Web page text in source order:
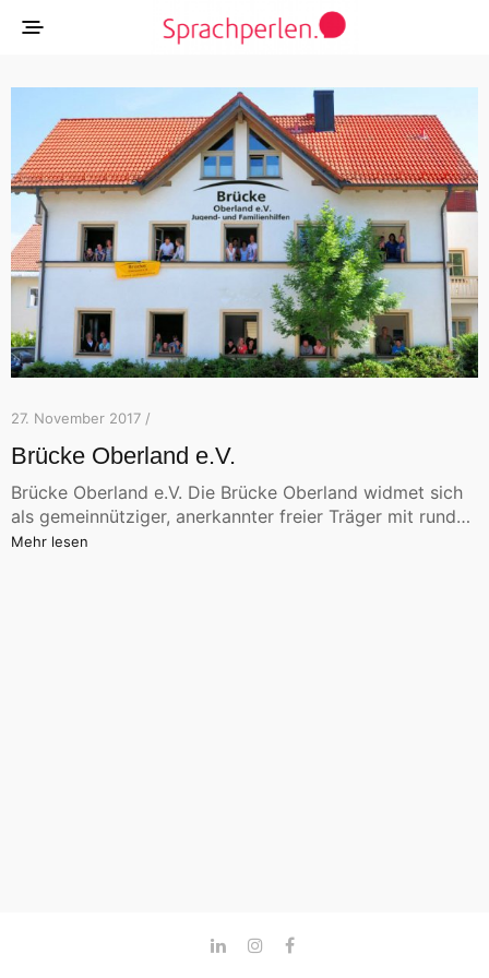
27. November 2017 /
Brücke Oberland e.V.
Brücke Oberland e.V. Die Brücke Oberland widmet sich
als gemeinnütziger, anerkannter freier Träger mit rund…
Mehr lesen